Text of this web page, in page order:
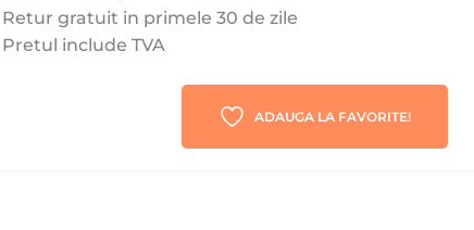
Retur gratuit in primele 30 de zile
Pretul include TVA
ADAUGA LA FAVORITE!